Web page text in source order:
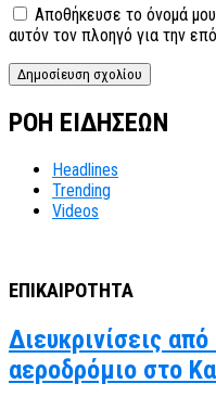
Αποθήκευσε το όνομά
αυτόν τον πλοηγό για την
ΡΟΗ ΕΙΔΗΣΕΩΝ
Headlines
Trending
Videos
ΕΠΙΚΑΙΡΟΤΗΤΑ
Διευκρινίσεις
αεροδρόμιο στο